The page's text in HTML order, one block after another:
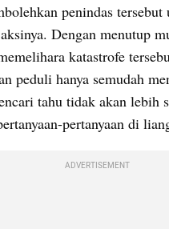
penindas tersebut
Dengan menutup
katastrofe
peduli hanya semudah
tahu tidak akan lebih
pertanyaan di
ADVERTISEMENT